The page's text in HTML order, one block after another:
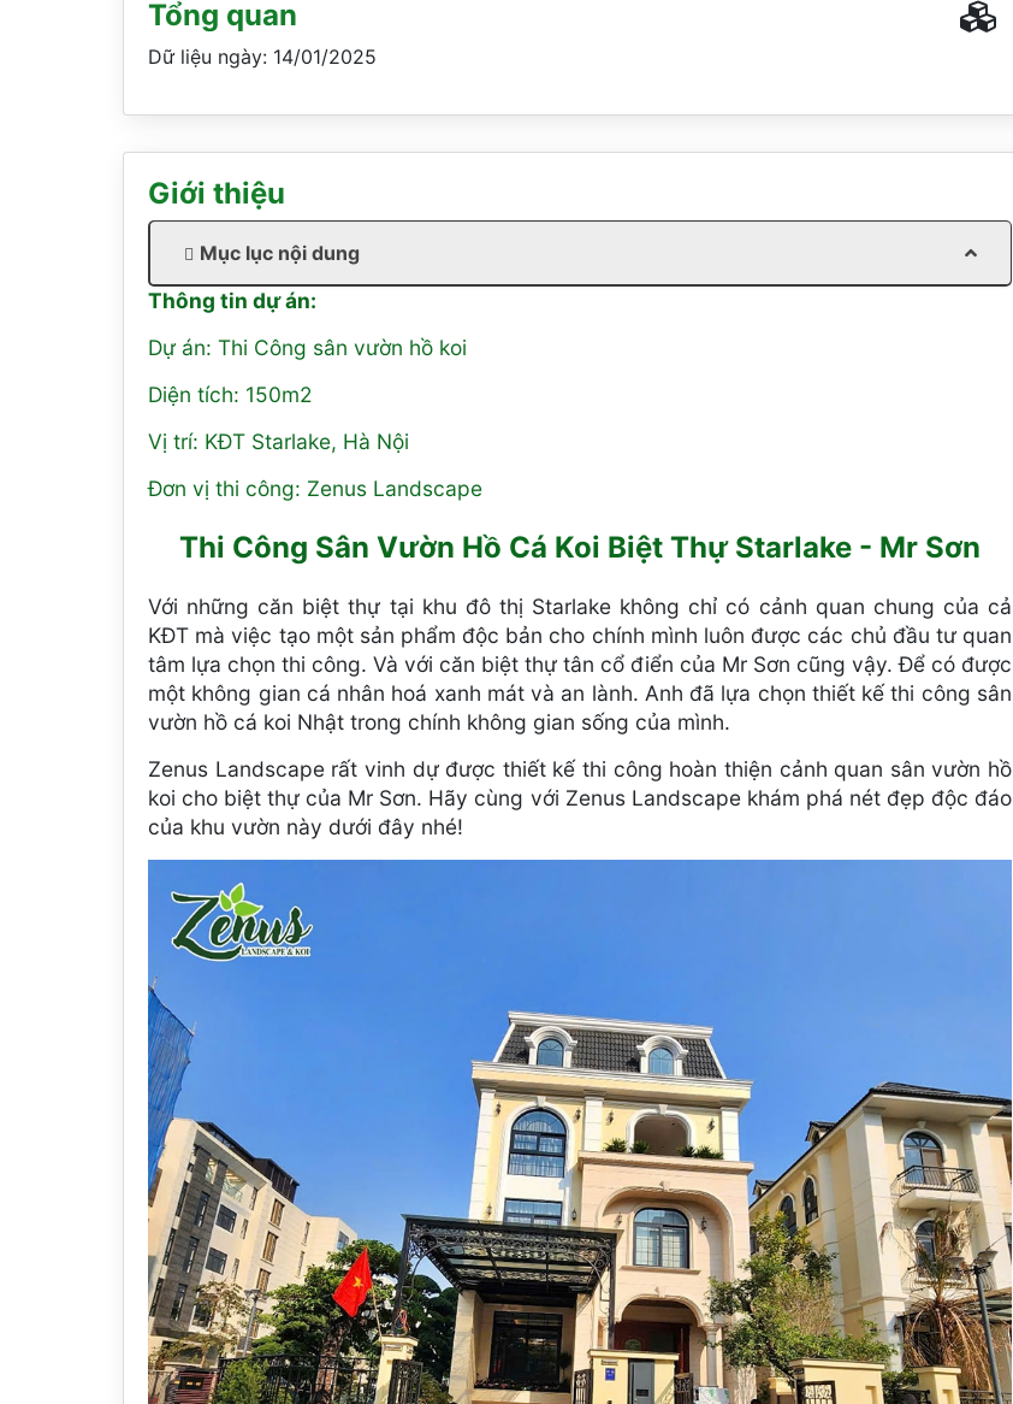
Tổng quan
Dữ liệu ngày: 14/01/2025
Giới thiệu
Mục lục nội dung
Thông tin dự án:
Dự án: Thi Công sân vườn hồ koi
Diện tích: 150m2
Vị trí: KĐT Starlake, Hà Nội
Đơn vị thi công: Zenus Landscape
Thi Công Sân Vườn Hồ Cá Koi Biệt Thự Starlake - Mr Sơn
Với những căn biệt thự tại khu đô thị Starlake không chỉ có cảnh quan chung của cả
KĐT mà việc tạo một sản phẩm độc bản cho chính mình luôn được các chủ đầu tư quan
tâm lựa chọn thi công. Và với căn biệt thự tân cổ điển của Mr Sơn cũng vậy. Để có được
một không gian cá nhân hoá xanh mát và an lành. Anh đã lựa chọn thiết kế thi công sân
vườn hồ cá koi Nhật trong chính không gian sống của mình.
Zenus Landscape rất vinh dự được thiết kế thi công hoàn thiện cảnh quan sân vườn hồ
koi cho biệt thự của Mr Sơn. Hãy cùng với Zenus Landscape khám phá nét đẹp độc đáo
của khu vườn này dưới đây nhé!